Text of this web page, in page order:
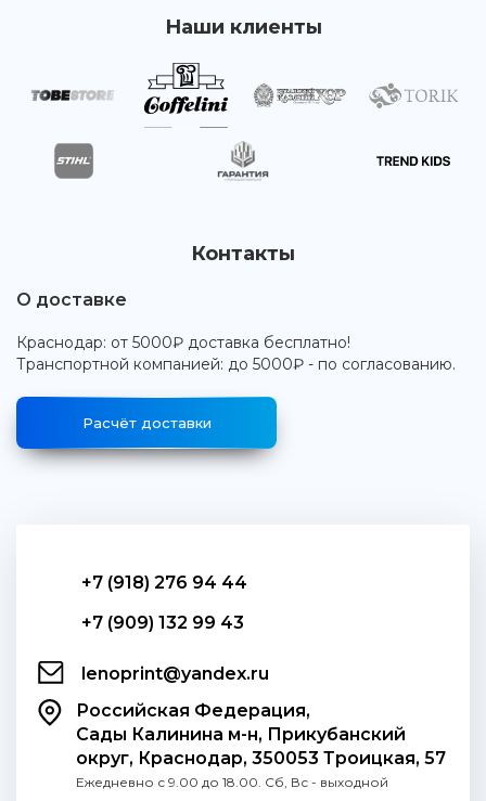
Наши клиенты
Контакты
О доставке
Краснодар: от 5000₽ доставка бесплатно!
Транспортной компанией: до 5000₽ - по согласованию.
Расчёт доставки
+7 (918) 276 94 44
+7 (909) 132 99 43
lenoprint@yandex.ru
Российская Федерация,
Сады Калинина м-н, Прикубанский
округ, Краснодар, 350053 Троицкая, 57
Ежедневно с 9.00 до 18.00. Сб, Вс - выходной